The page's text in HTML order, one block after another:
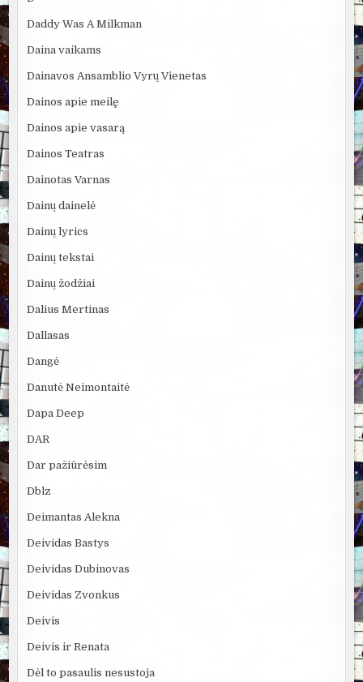
Daddy Was A Milkman
Daina vaikams
Dainavos Ansamblio Vyrų Vienetas
Dainos apie meilę
Dainos apie vasarą
Dainos Teatras
Dainotas Varnas
Dainų dainelė
Dainų lyrics
Dainų tekstai
Dainų žodžiai
Dalius Mertinas
Dallasas
Dangė
Danutė Neimontaitė
Dapa Deep
DAR
Dar pažiūrėsim
Dblz
Deimantas Alekna
Deividas Bastys
Deividas Dubinovas
Deividas Zvonkus
Deivis
Deivis ir Renata
Dėl to pasaulis nesustoja